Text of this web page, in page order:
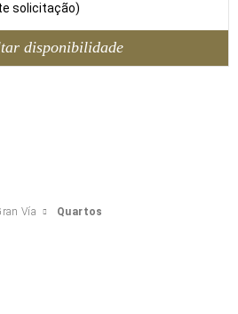
solicitação)
disponibilidade
Vía Quartos